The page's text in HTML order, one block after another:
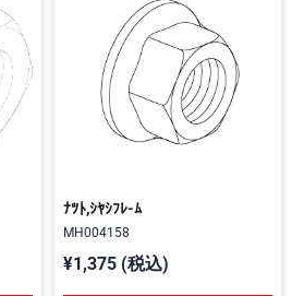
ﾅﾂﾄ,ｼﾔｼﾌﾚ-ﾑ
MH004158
¥1,375 (税込)